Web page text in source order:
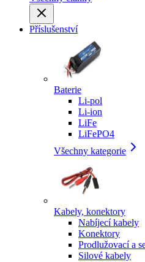
Příslušenství
Baterie
Li-pol
Li-ion
LiFe
LiFePO4
Všechny kategorie
Kabely, konektory
Nabíjecí kabely
Konektory
Prodlužovací a
Silové kabely